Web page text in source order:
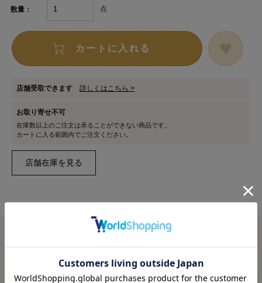
数量： 点
カートに入れる
店舗受取できます 詳しくはこちら >
お取り寄せ不可
在庫数以上のご注文は承ることができない商品です。
カートに入る範囲内でご注文ください。
※新宿オカダヤ本店お取り扱い商品のご注文専用ページです※
こちらのページは、店頭にてあらかじめ商品詳細および商品コード
をご確認いただいた上でご注文いただけるページです。